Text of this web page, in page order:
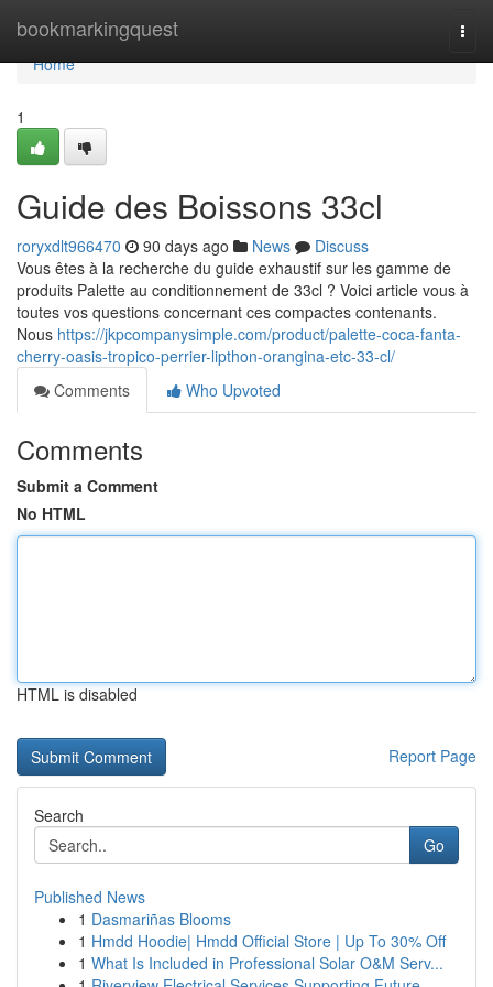
bookmarkingquest
Home
Home
1
Guide des Boissons 33cl
roryxdlt966470 90 days ago News
Discuss
Vous êtes à la recherche du guide exhaustif sur les gamme de
produits Palette au conditionnement de 33cl ? Voici article vous à
toutes vos questions concernant ces compactes contenants.
Nous https://jkpcompanysimple.com/product/palette-coca-fanta-
cherry-oasis-tropico-perrier-lipthon-orangina-etc-33-cl/
Comments
Who Upvoted
Comments
Submit a Comment
No HTML
HTML is disabled
Report Page
Search
Go
Published News
1 Dasmariñas Blooms
1 Hmdd Hoodie| Hmdd Official Store | Up To 30% Off
1 What Is Included in Professional Solar O&M Serv...